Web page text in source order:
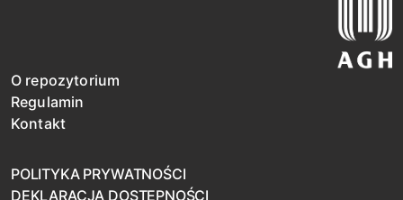
O repozytorium
Regulamin
Kontakt
POLITYKA PRYWATNOŚCI
DEKLARACJA DOSTĘPNOŚCI